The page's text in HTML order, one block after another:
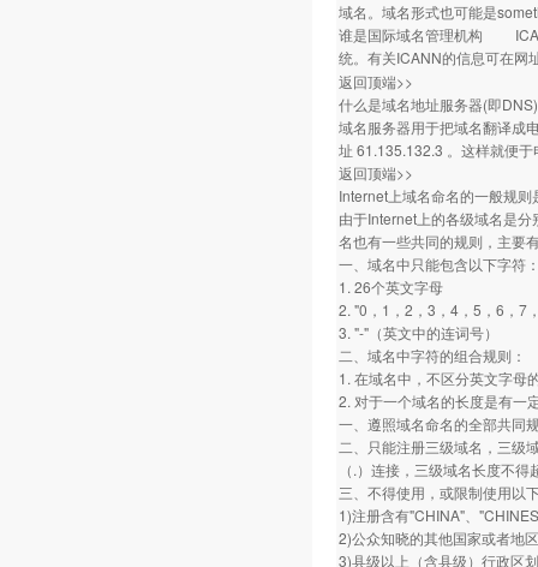
域名。域名形式也可能是
谁是国际域名管理机构
统。有关ICANN的信息可在网
返回顶端>>
什么是域名地址服务器(即DNS)
域名服务器用于把域名翻译成
址 61.135.132.3 。这样就便
返回顶端>>
Internet上域名命名的一般规则
由于Internet上的各级域名是
名也有一些共同的规则，主要
一、域名中只能包含以下字符
1. 26个英文字母
2. "0，1，2，3，4，5，6，7
3. "-"（英文中的连词号）
二、域名中字符的组合规则：
1. 在域名中，不区分英文字母
2. 对于一个域名的长度是有一
一、遵照域名命名的全部共同
二、只能注册三级域名，三级
（.）连接，三级域名长度不
三、不得使用，或限制使用以
1)注册含有"CHINA"、
2)公众知晓的其他国家或者地
3)县级以上（含县级）行政区